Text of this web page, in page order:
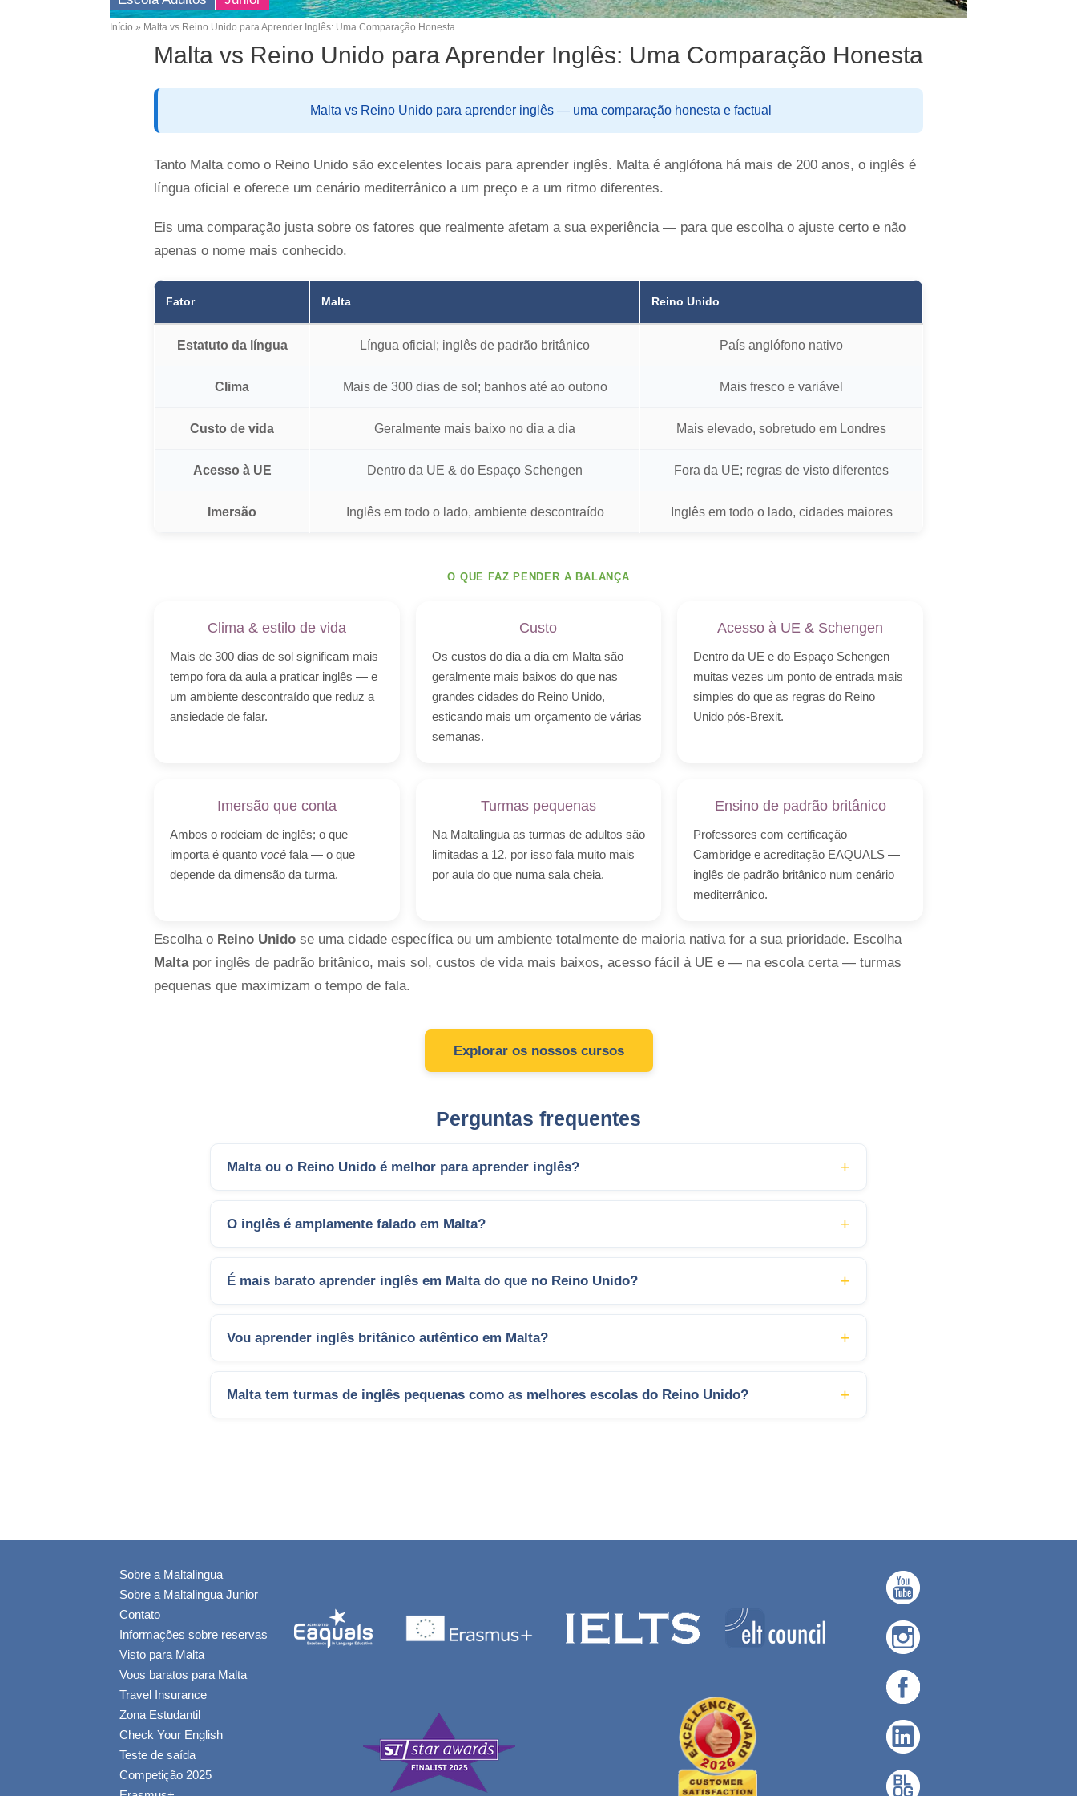
Breadcrumb
Início Malta vs Reino Unido para Aprender Inglês: Uma Comparação Honesta
Malta vs Reino Unido para Aprender Inglês: Uma Comparação Honesta
Malta vs Reino Unido para aprender inglês — uma comparação honesta e factual
Tanto Malta como o Reino Unido são excelentes locais para aprender inglês. Malta é anglófona há mais de 200 anos, o inglês é
língua oficial e oferece um cenário mediterrânico a um preço e a um ritmo diferentes.
Eis uma comparação justa sobre os fatores que realmente afetam a sua experiência — para que escolha o ajuste certo e não
apenas o nome mais conhecido.
Fator Malta Reino Unido
Estatuto da língua Língua oficial; inglês de padrão britânico País anglófono nativo
Clima Mais de 300 dias de sol; banhos até ao outono Mais fresco e variável
Custo de vida Geralmente mais baixo no dia a dia Mais elevado, sobretudo em Londres
Acesso à UE Dentro da UE & do Espaço Schengen Fora da UE; regras de visto diferentes
Imersão Inglês em todo o lado, ambiente descontraído Inglês em todo o lado, cidades maiores
O QUE FAZ PENDER A BALANÇA
Clima & estilo de vida
Mais de 300 dias de sol significam mais
tempo fora da aula a praticar inglês — e
um ambiente descontraído que reduz a
ansiedade de falar.
Custo
Os custos do dia a dia em Malta são
geralmente mais baixos do que nas
grandes cidades do Reino Unido,
esticando mais um orçamento de várias
semanas.
Acesso à UE & Schengen
Dentro da UE e do Espaço Schengen —
muitas vezes um ponto de entrada mais
simples do que as regras do Reino
Unido pós-Brexit.
Imersão que conta
Ambos o rodeiam de inglês; o que
importa é quanto você fala — o que
depende da dimensão da turma.
Turmas pequenas
Na Maltalingua as turmas de adultos são
limitadas a 12, por isso fala muito mais
por aula do que numa sala cheia.
Ensino de padrão britânico
Professores com certificação
Cambridge e acreditação EAQUALS —
inglês de padrão britânico num cenário
mediterrânico.
Escolha o Reino Unido se uma cidade específica ou um ambiente totalmente de maioria nativa for a sua prioridade. Escolha
Maltapor inglês de padrão britânico, mais sol, custos de vida mais baixos, acesso fácil à UE e — na escola certa — turmas
pequenas que maximizam o tempo de fala.
Explorar os nossos cursos
Perguntas frequentes
Malta ou o Reino Unido é melhor para aprender inglês?
O inglês é amplamente falado em Malta?
É mais barato aprender inglês em Malta do que no Reino Unido?
Vou aprender inglês britânico autêntico em Malta?
Malta tem turmas de inglês pequenas como as melhores escolas do Reino Unido?
Sobre a Maltalingua
Sobre a Maltalingua Junior
Contato
Informações sobre reservas
Visto para Malta
Voos baratos para Malta
Travel Insurance
Zona Estudantil
Check Your English
Teste de saída
Competição 2025